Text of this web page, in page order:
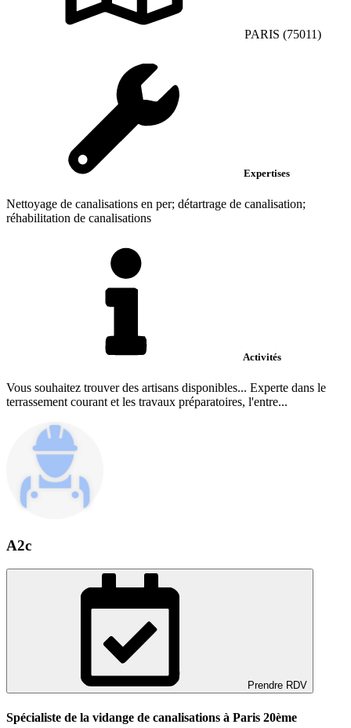
PARIS (75011)
Expertises
Nettoyage de canalisations en per; détartrage de canalisation;
réhabilitation de canalisations
Activités
Vous souhaitez trouver des artisans disponibles... Experte dans le
terrassement courant et les travaux préparatoires, l'entre...
A2c
Prendre RDV
Spécialiste de la vidange de canalisations à Paris 20ème